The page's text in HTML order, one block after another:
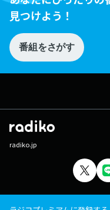
見つけよう！
番組をさがす
radiko.jp